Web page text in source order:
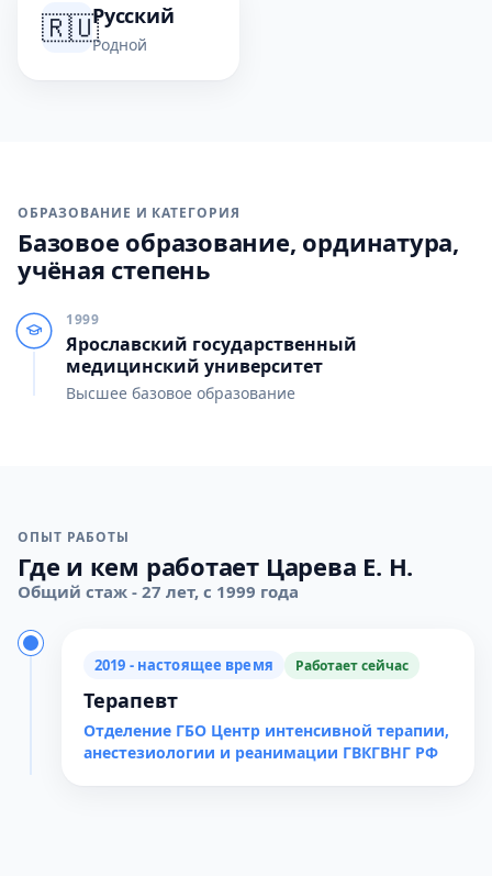
🇷🇺Русский
Родной
ОБРАЗОВАНИЕ И КАТЕГОРИЯ
Базовое образование, ординатура,
учёная степень
1999
Ярославский государственный
медицинский университет
Высшее базовое образование
ОПЫТ РАБОТЫ
Где и кем работает Царева Е. Н.
Общий стаж - 27 лет, с 1999 года
2019 - настоящее время Работает сейчас
Терапевт
Отделение ГБО Центр интенсивной терапии,
анестезиологии и реанимации ГВКГВНГ РФ